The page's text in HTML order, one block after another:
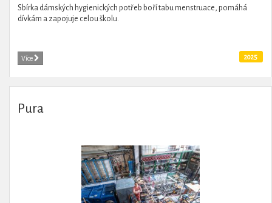
Sbírka dámských hygienických potřeb boří tabu menstruace, pomáhá
dívkám a zapojuje celou školu.
Více 2025
Pura